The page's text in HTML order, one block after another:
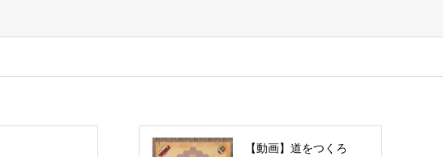
【動画】道をつくろ